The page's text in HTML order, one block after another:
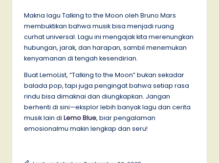
Makna lagu Talking to the Moon oleh Bruno Mars
membuktikan bahwa musik bisa menjadi ruang
curhat universal. Lagu ini mengajak kita merenungkan
hubungan, jarak, dan harapan, sambil menemukan
kenyamanan di tengah kesendirian.
Buat LemoList, “Talking to the Moon” bukan sekadar
balada pop, tapi juga pengingat bahwa setiap rasa
rindu bisa dimaknai dan diungkapkan. Jangan
berhenti di sini—eksplor lebih banyak lagu dan cerita
musik lain di Lemo Blue, biar pengalaman
emosionalmu makin lengkap dan seru!